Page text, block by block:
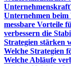
Unternehmen beim
messbare Vorteile
verbessern die
Strategien stärken
Welche Strategien
Welche Abläufe